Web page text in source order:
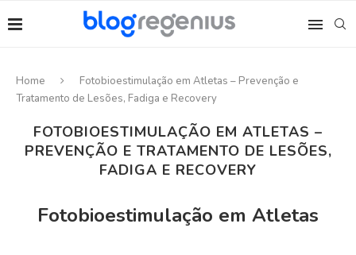
Home
Fotobioestimulação em Atletas – Prevenção e
Tratamento de Lesões, Fadiga e Recovery
FOTOBIOESTIMULAÇÃO EM ATLETAS –
PREVENÇÃO E TRATAMENTO DE LESÕES,
FADIGA E RECOVERY
Fotobioestimulação em Atletas